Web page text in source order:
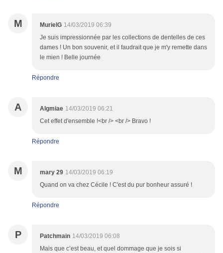
M MurielG 14/03/2019 06:39
Je suis impressionnée par les collections de dentelles de ces
dames ! Un bon souvenir, et il faudrait que je m'y remette dans
le mien ! Belle journée
Répondre
A Algmiae 14/03/2019 06:21
Cet effet d'ensemble !<br /> <br /> Bravo !
Répondre
M mary 29 14/03/2019 06:19
Quand on va chez Cécile ! C'est du pur bonheur assuré !
Répondre
P Patchmain 14/03/2019 06:08
Mais que c’est beau, et quel dommage que je sois si